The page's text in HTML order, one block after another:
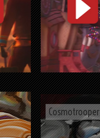
Cosmotrooper